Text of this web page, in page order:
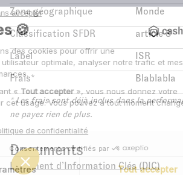
Zone géographique Monde
Classification SFDR article 8
Label ISR
Frais* Blablabla
* Les frais sont déjà inclus dans la
ne payez rien de plus.
Documents
Document d’Information Clés (DIC)